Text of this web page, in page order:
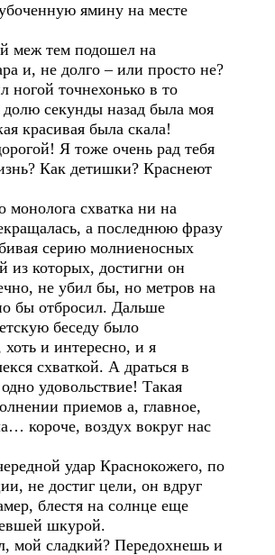
ямину на месте
меж тем подошел на
и, не долго – или просто не?
ногой точнехонько в то
долю секунды назад была моя
красивая была скала!
Я тоже очень рад тебя
Как детишки? Краснеют
монолога схватка ни на
а последнюю фразу
серию молниеносных
из которых, достигни он
не убил бы, но метров на
бы отбросил. Дальше
беседу было
и интересно, и я
схваткой. А драться в
удовольствие! Такая
приемов а, главное,
короче, воздух вокруг нас
удар Краснокожего, по
не достиг цели, он вдруг
блестя на солнце еще
шкурой.
мой сладкий? Передохнешь и